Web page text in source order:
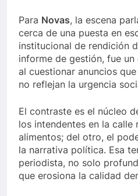
Para Novas, la escena
cerca de una puesta en
institucional de rendición
informe de gestión, fue un
al cuestionar anuncios
no reflejan la urgencia
El contraste es el núcleo
los intendentes en la calle
alimentos; del otro, el
la narrativa política. Esa
periodista, no solo
que erosiona la calidad